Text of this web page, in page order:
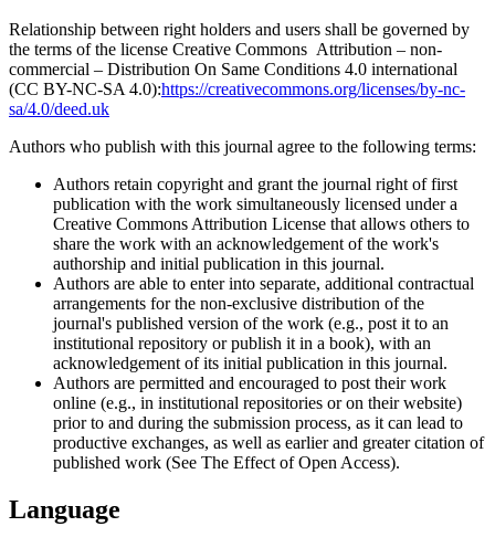
Relationship between right holders and users shall be governed by
the terms of the license Creative Commons Attribution – non-
commercial – Distribution On Same Conditions 4.0 international
(CC BY-NC-SA 4.0):https://creativecommons.org/licenses/by-nc-
sa/4.0/deed.uk
Authors who publish with this journal agree to the following terms:
Authors retain copyright and grant the journal right of first
publication with the work simultaneously licensed under a
Creative Commons Attribution License that allows others to
share the work with an acknowledgement of the work's
authorship and initial publication in this journal.
Authors are able to enter into separate, additional contractual
arrangements for the non-exclusive distribution of the
journal's published version of the work (e.g., post it to an
institutional repository or publish it in a book), with an
acknowledgement of its initial publication in this journal.
Authors are permitted and encouraged to post their work
online (e.g., in institutional repositories or on their website)
prior to and during the submission process, as it can lead to
productive exchanges, as well as earlier and greater citation of
published work (See The Effect of Open Access).
Language